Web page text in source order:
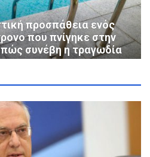
προσπάθεια ενός
που πνίγηκε στην
πώς συνέβη η τραγωδία